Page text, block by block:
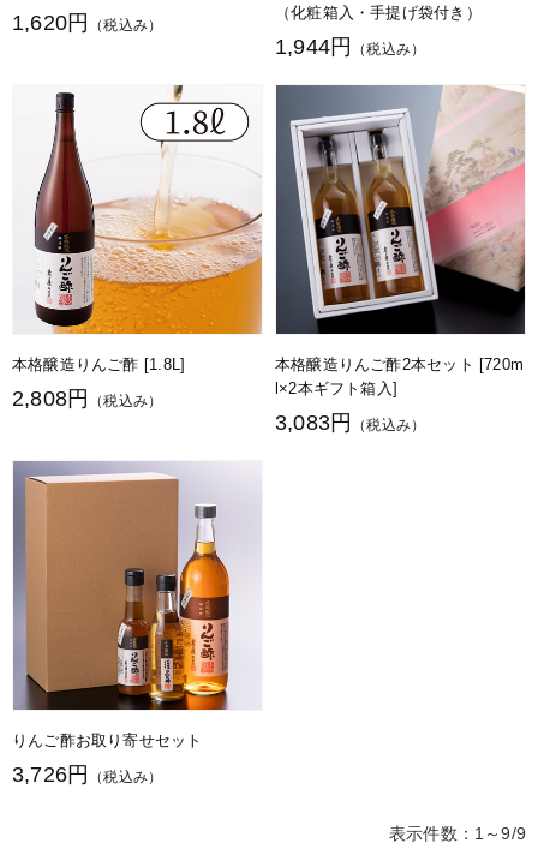
1,620円 （税込み）
（化粧箱入・手提げ袋付き）
1,944円 （税込み）
本格醸造りんご酢 [1.8L]
2,808円 （税込み）
本格醸造りんご酢2本セット [720m
l×2本ギフト箱入]
3,083円 （税込み）
りんご酢お取り寄せセット
3,726円 （税込み）
表示件数：1～9/9